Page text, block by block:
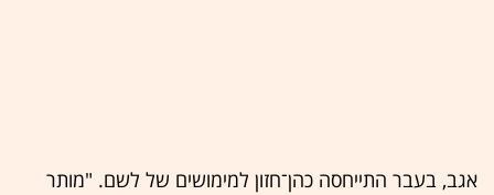
אגב, בעבר התייחסה כהן־חזון למימושים של לשם. "מותר